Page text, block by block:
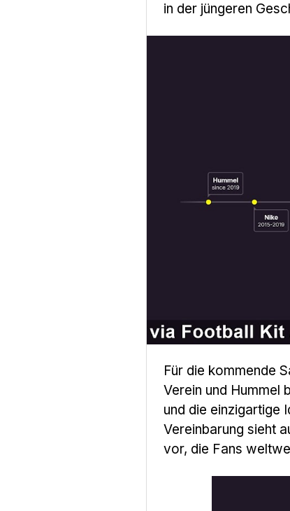
in der jüngeren
Für die kommende
Verein und Hummel
und die einzigartige
Vereinbarung sieht
vor, die Fans